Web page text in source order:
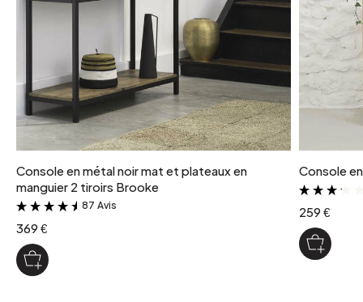
Console en métal noir mat et plateaux en
manguier 2 tiroirs Brooke
&
87 Avis
369 €
Console
259 €